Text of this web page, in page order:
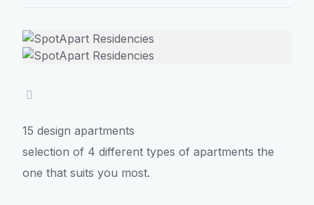
15 design apartments
selection of 4 different types of apartments the
one that suits you most.